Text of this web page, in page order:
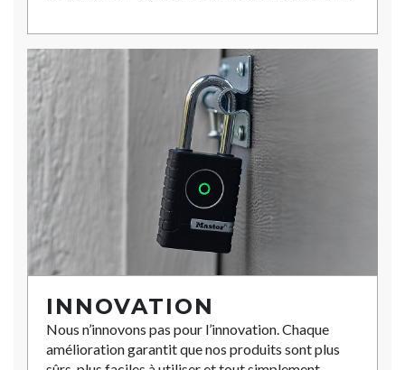
INNOVATION
Nous n’innovons pas pour l’innovation. Chaque
amélioration garantit que nos produits sont plus